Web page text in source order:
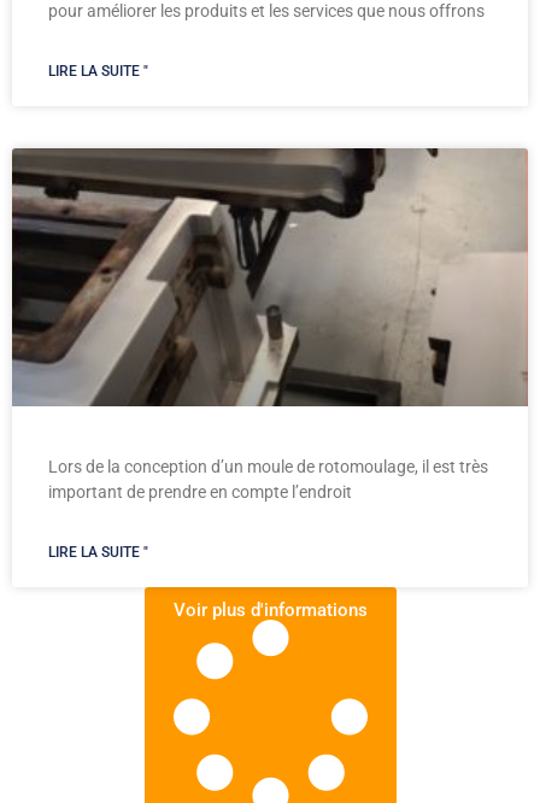
pour améliorer les produits et les services que nous offrons
LIRE LA SUITE "
Lors de la conception d’un moule de rotomoulage, il est très
important de prendre en compte l’endroit
LIRE LA SUITE "
Voir plus d'informations